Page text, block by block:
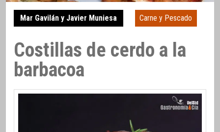
Mar Gavilán y Javier Muniesa Carne y Pescado
Costillas de cerdo a la
barbacoa